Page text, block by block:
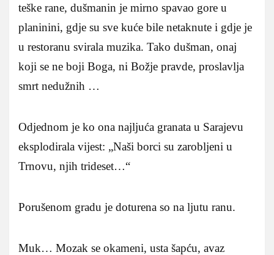
teške rane, dušmanin je mirno spavao gore u
planinini, gdje su sve kuće bile netaknute i gdje je
u restoranu svirala muzika. Tako dušman, onaj
koji se ne boji Boga, ni Božje pravde, proslavlja
smrt nedužnih …
Odjednom je ko ona najljuća granata u Sarajevu
eksplodirala vijest: „Naši borci su zarobljeni u
Trnovu, njih trideset…“
Porušenom gradu je doturena so na ljutu ranu.
Muk… Mozak se okameni, usta šapću, avaz